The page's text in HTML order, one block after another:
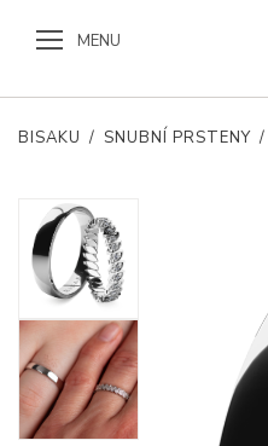
MENU
BISAKU / SNUBNÍ PRSTENY /